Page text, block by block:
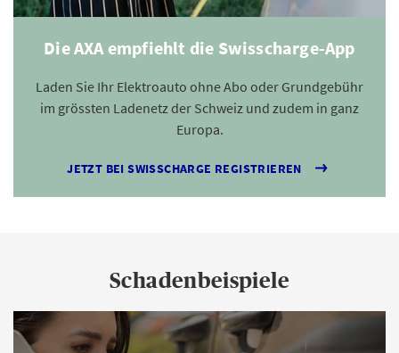
Die AXA empfiehlt die Swisscharge-App
Laden Sie Ihr Elektroauto ohne Abo oder Grundgebühr
im grössten Ladenetz der Schweiz und zudem in ganz
Europa.
JETZT BEI SWISSCHARGE REGISTRIEREN
Schadenbeispiele